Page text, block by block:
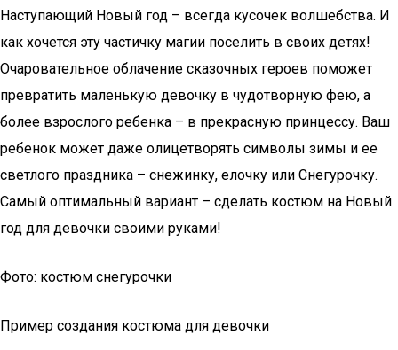
Наступающий Новый год – всегда кусочек волшебства. И
как хочется эту частичку магии поселить в своих детях!
Очаровательное облачение сказочных героев поможет
превратить маленькую девочку в чудотворную фею, а
более взрослого ребенка – в прекрасную принцессу. Ваш
ребенок может даже олицетворять символы зимы и ее
светлого праздника – снежинку, елочку или Снегурочку.
Самый оптимальный вариант – сделать костюм на Новый
год для девочки своими руками!
Фото: костюм снегурочки
Пример создания костюма для девочки